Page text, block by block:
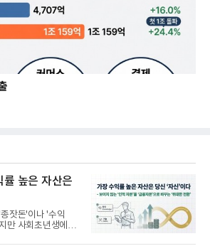
높은 자산은
잣돈'이나 '수익
만 사회초년생에게